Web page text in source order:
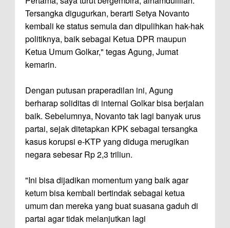
Tersangka digugurkan, berarti Setya Novanto
kembali ke status semula dan dipulihkan hak-hak
politiknya, baik sebagai Ketua DPR maupun
Ketua Umum Golkar," tegas Agung, Jumat
kemarin.
Dengan putusan praperadilan ini, Agung
berharap soliditas di internal Golkar bisa berjalan
baik. Sebelumnya, Novanto tak lagi banyak urus
partai, sejak ditetapkan KPK sebagai tersangka
kasus korupsi e-KTP yang diduga merugikan
negara sebesar Rp 2,3 triliun.
"Ini bisa dijadikan momentum yang baik agar
ketum bisa kembali bertindak sebagai ketua
umum dan mereka yang buat suasana gaduh di
partai agar tidak melanjutkan lagi